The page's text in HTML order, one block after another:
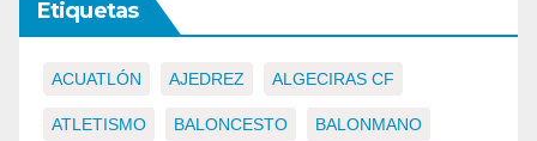
Etiquetas
ACUATLÓN AJEDREZ ALGECIRAS CF
ATLETISMO BALONCESTO BALONMANO